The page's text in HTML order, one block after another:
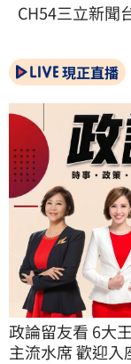
CH54三立新聞
現正直播
政論留友看 6大
主流水席 歡迎入